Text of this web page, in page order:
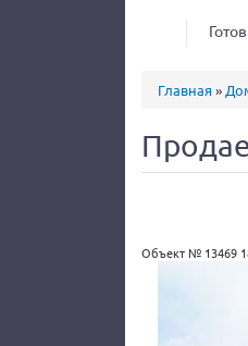
Вы
Главная »
Объект № 13469